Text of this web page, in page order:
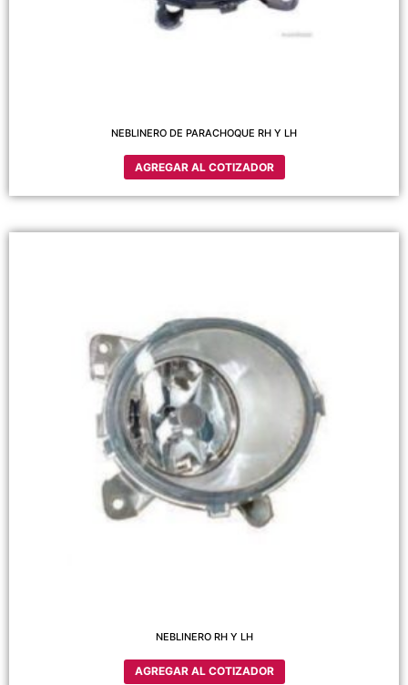
NEBLINERO DE PARACHOQUE RH Y LH
AGREGAR AL COTIZADOR
NEBLINERO RH Y LH
AGREGAR AL COTIZADOR